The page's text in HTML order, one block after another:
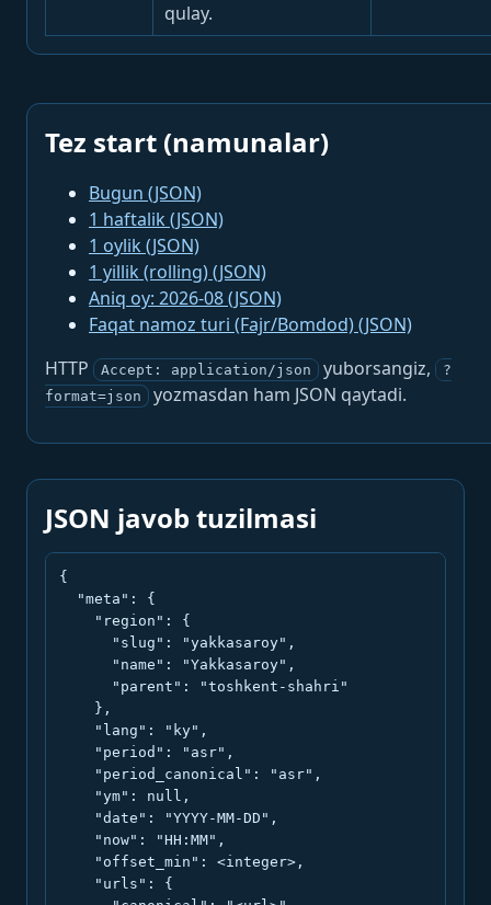
qulay.
Tez start (namunalar)
Bugun (JSON)
1 haftalik (JSON)
1 oylik (JSON)
1 yillik (rolling) (JSON)
Aniq oy: 2026-08 (JSON)
Faqat namoz turi (Fajr/Bomdod) (JSON)
HTTP
Accept: application/json yuborsangiz,
?
format=json
yozmasdan ham JSON qaytadi.
JSON javob tuzilmasi
{
  "meta": {
    "region": {
      "slug": "yakkasaroy",
      "name": "Yakkasaroy",
      "parent": "toshkent-shahri"
    },
    "lang": "ky",
    "period": "asr",
    "period_canonical": "asr",
    "ym": null,
    "date": "YYYY-MM-DD",
    "now": "HH:MM",
    "offset_min": <integer>,
    "urls": {